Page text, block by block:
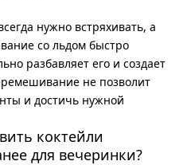
нужно встряхивать, а
со льдом быстро
разбавляет его и создает
не позволит
и достичь нужной
коктейли
для вечеринки?